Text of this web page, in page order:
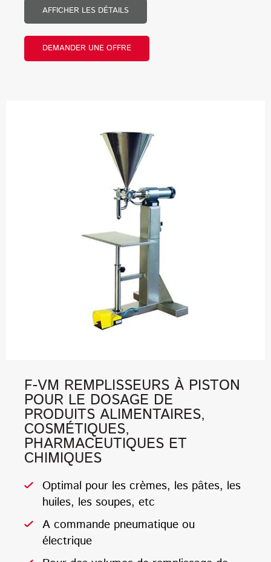
AFFICHER LES DÉTAILS
DEMANDER UNE OFFRE
F-VM REMPLISSEURS À PISTON
POUR LE DOSAGE DE
PRODUITS ALIMENTAIRES,
COSMÉTIQUES,
PHARMACEUTIQUES ET
CHIMIQUES
Optimal pour les crèmes, les pâtes, les
huiles, les soupes, etc
A commande pneumatique ou
électrique